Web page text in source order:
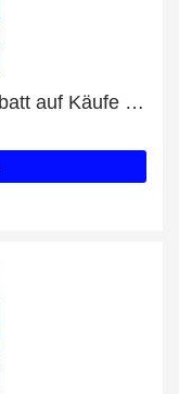
Erhalten Sie zusätzlich 27% Rabatt auf Käufe von Schraubdeckelöffner EUROHOME®